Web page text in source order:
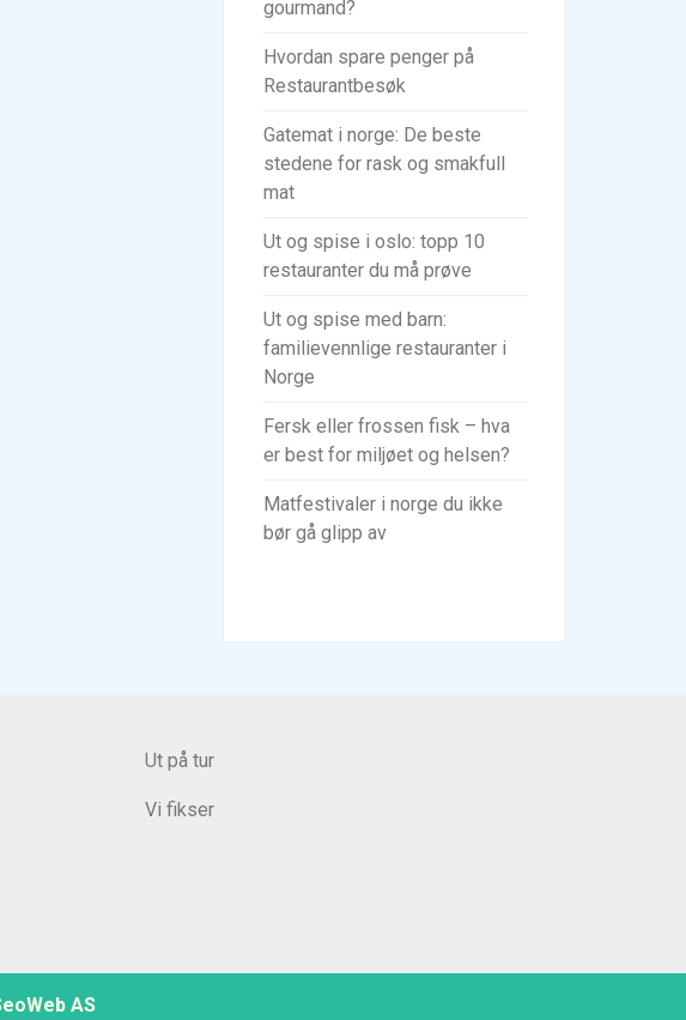
gourmand?
Hvordan spare penger på
Restaurantbesøk
Gatemat i norge: De beste
stedene for rask og smakfull
mat
Ut og spise i oslo: topp 10
restauranter du må prøve
Ut og spise med barn:
familievennlige restauranter i
Norge
Fersk eller frossen fisk – hva
er best for miljøet og helsen?
Matfestivaler i norge du ikke
bør gå glipp av
Ut på tur
Vi fikser
AS